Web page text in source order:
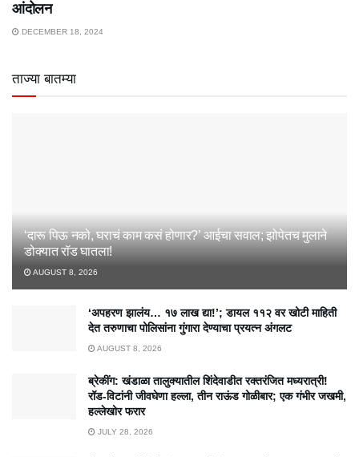
आंदोलन
DECEMBER 18, 2024
ताज्या बातम्या
‘दारू पिऊ नको, घराचं काम कसं होणार?’ आईचा सवाल; झोपेतच मुलाने
डोक्यात रॉड घातला!
AUGUST 8, 2026
‘अपहरण झालंय… १७ लाख द्या!’; डायल ११२ वर खोटी माहिती
देत तरुणाचा पोलिसांना गुंगारा देण्याचा प्रयत्न अंगलट
AUGUST 8, 2026
ब्रेकींग: खंडाळा तालुक्यातील शिंदेवाडीत रक्तरंजित मध्यरात्री!
रॉड-विटांनी जीवघेणा हल्ला, तीन राऊंड गोळीबार; एक गंभीर जखमी,
हल्लेखोर फरार
JULY 28, 2026